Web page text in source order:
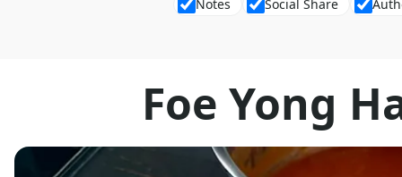
Notes
Social Share
Foe Yong